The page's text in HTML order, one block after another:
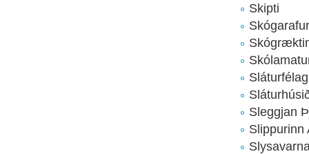
Skipti
Sleggjan
Slippurinn